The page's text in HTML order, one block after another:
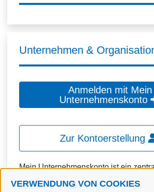
VERWENDUNG VON COOKIES
Unternehmen &
Anmelden mit Mein
Unternehmenskonto
Zur Kontoerstellung
Mein Unternehmenskonto ist ein